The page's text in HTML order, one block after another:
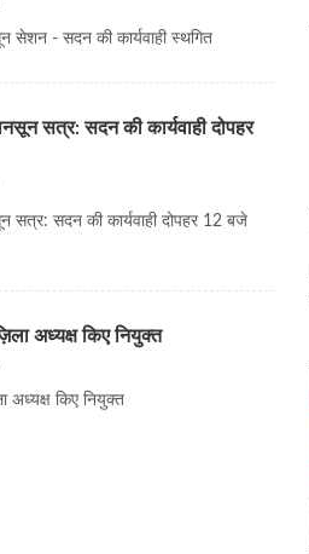
सेशन - सदन की कार्यवाही स्थगित
सत्र: सदन की कार्यवाही दोपहर
सत्र: सदन की कार्यवाही दोपहर 12 बजे
अध्यक्ष किए नियुक्त
अध्यक्ष किए नियुक्त